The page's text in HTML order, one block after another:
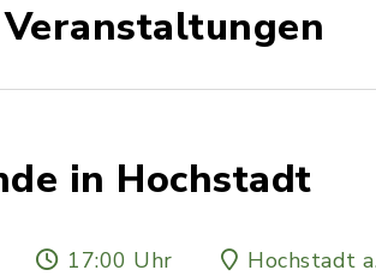
in Hochstadt
17:00 Uhr Hochstadt